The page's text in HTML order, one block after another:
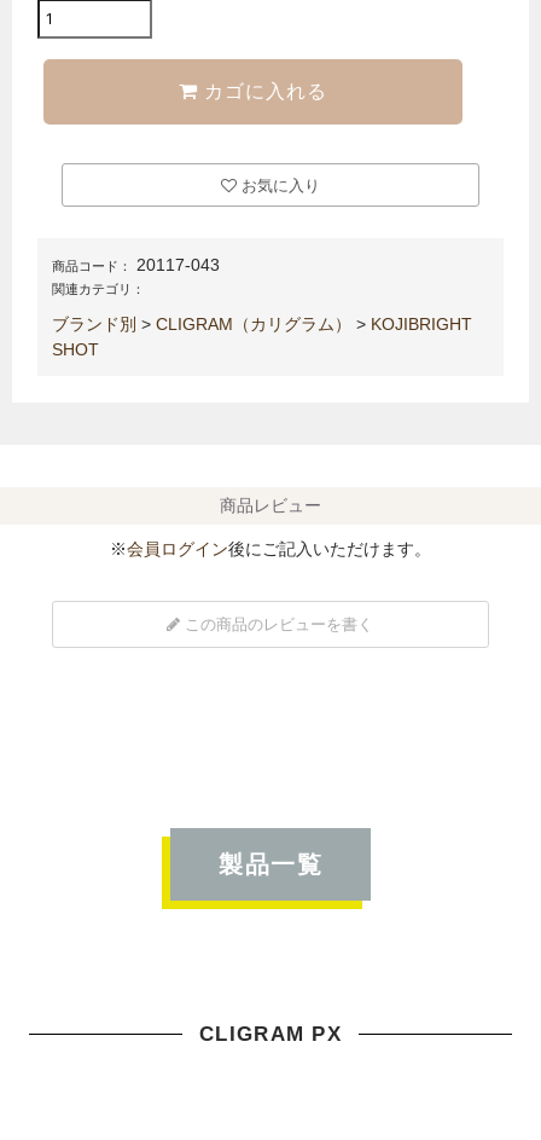
カゴに入れる
お気に入り
商品コード： 20117-043
関連カテゴリ：
ブランド別 > CLIGRAM（カリグラム） > KOJIBRIGHT
SHOT
商品レビュー
※会員ログイン後にご記入いただけます。
この商品のレビューを書く
製品一覧
CLIGRAM PX